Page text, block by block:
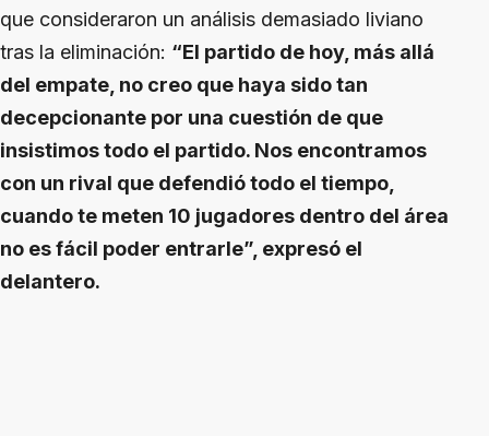
que consideraron un análisis demasiado liviano
tras la eliminación: “El partido de hoy, más allá
del empate, no creo que haya sido tan
decepcionante por una cuestión de que
insistimos todo el partido. Nos encontramos
con un rival que defendió todo el tiempo,
cuando te meten 10 jugadores dentro del área
no es fácil poder entrarle”, expresó el
delantero.